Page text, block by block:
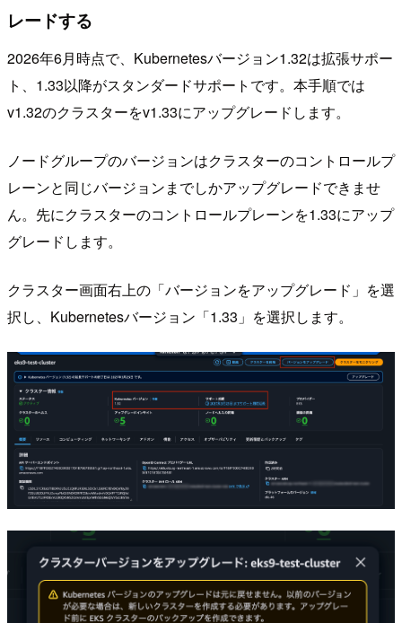
レードする
2026年6月時点で、Kubernetesバージョン1.32は拡張サポー
ト、1.33以降がスタンダードサポートです。本手順では
v1.32のクラスターをv1.33にアップグレードします。
ノードグループのバージョンはクラスターのコントロールプ
レーンと同じバージョンまでしかアップグレードできませ
ん。先にクラスターのコントロールプレーンを1.33にアップ
グレードします。
クラスター画面右上の「バージョンをアップグレード」を選
択し、Kubernetesバージョン「1.33」を選択します。